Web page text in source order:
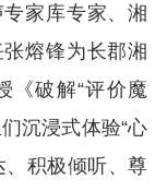
家库专家、湘
熔锋为长郡湘
《破解“评价魔
沉浸式体验“心
、积极倾听、尊